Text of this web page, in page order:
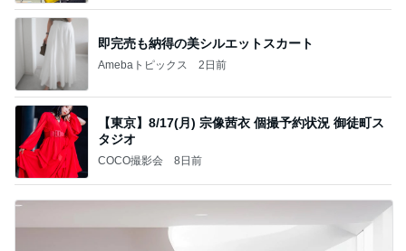
即完売も納得の美シルエットスカート
Amebaトピックス 2日前
【東京】8/17(月) 宗像茜衣 個撮予約状況 御徒町ス
タジオ
COCO撮影会 8日前